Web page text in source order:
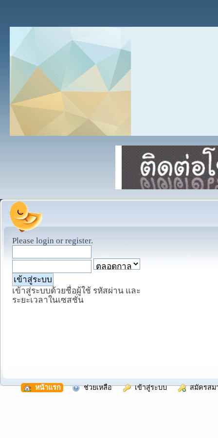
Please login or register.
เข้าสู่ระบบด้วยชื่อผู้ใช้ รหัสผ่าน และ
ระยะเวลาในเซสชั่น
หน้าแรก ช่วยเหลือ เข้าสู่ระบบ สมัครสม